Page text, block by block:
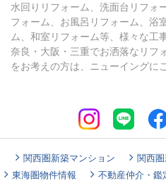
水回りリフォーム、洗面台リフォ
フォーム、お風呂リフォーム、浴
ム、和室リフォーム等、様々な工
奈良・大阪・三重でお洒落なリフ
をお考えの方は、ニューイングに
関西圏新築マンション 関西
東海圏物件情報
不動産仲介・鑑